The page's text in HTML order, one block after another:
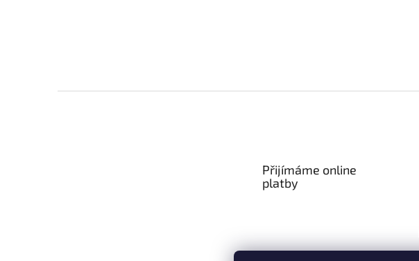
Přijímáme online
platby